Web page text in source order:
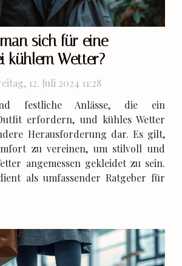
sich für eine
kühlem Wetter?
12. Juli 2024 11:28
festliche Anlässe, die ein
erfordern, und kühles Wetter
Herausforderung dar. Es gilt,
zu vereinen, um stilvoll und
angemessen gekleidet zu sein.
als umfassender Ratgeber für